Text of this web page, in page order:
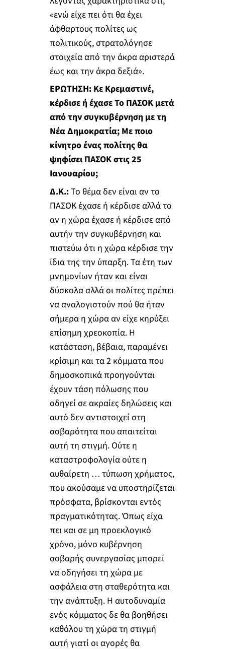
«ενώ είχε πει ότι θα έχει
άφθαρτους πολίτες ως
πολιτικούς, στρατολόγησε
στοιχεία από την άκρα αριστερά
έως και την άκρα δεξιά».
ΕΡΩΤΗΣΗ: Κε Κρεμαστινέ,
κέρδισε ή έχασε Το ΠΑΣΟΚ μετά
από την συγκυβέρνηση με τη
Νέα Δημοκρατία; Με ποιο
κίνητρο ένας πολίτης θα
ψηφίσει ΠΑΣΟΚ στις 25
Ιανουαρίου;
Δ.Κ.:Το θέμα δεν είναι αν το
ΠΑΣΟΚ έχασε ή κέρδισε αλλά το
αν η χώρα έχασε ή κέρδισε από
αυτήν την συγκυβέρνηση και
πιστεύω ότι η χώρα κέρδισε την
ίδια της την ύπαρξη. Τα έτη των
μνημονίων ήταν και είναι
δύσκολα αλλά οι πολίτες πρέπει
να αναλογιστούν πού θα ήταν
σήμερα η χώρα αν είχε κηρύξει
επίσημη χρεοκοπία. Η
κατάσταση, βέβαια, παραμένει
κρίσιμη και τα 2 κόμματα που
δημοσκοπικά προηγούνται
έχουν τάση πόλωσης που
οδηγεί σε ακραίες δηλώσεις και
αυτό δεν αντιστοιχεί στη
σοβαρότητα που απαιτείται
αυτή τη στιγμή. Ούτε η
καταστροφολογία ούτε η
αυθαίρετη … τύπωση χρήματος,
που ακούσαμε να υποστηρίζεται
πρόσφατα, βρίσκονται εντός
πραγματικότητας. Όπως είχα
πει και σε μη προεκλογικό
χρόνο, μόνο κυβέρνηση
σοβαρής συνεργασίας μπορεί
να οδηγήσει τη χώρα με
ασφάλεια στη σταθερότητα και
την ανάπτυξη. Η αυτοδυναμία
ενός κόμματος δε θα βοηθήσει
καθόλου τη χώρα τη στιγμή
αυτή γιατί οι αγορές θα